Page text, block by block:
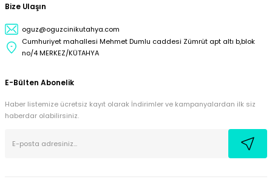
Bize Ulaşın
oguz@oguzcinikutahya.com
Cumhuriyet mahallesi Mehmet Dumlu caddesi Zümrüt apt altı b,blok
no/4 MERKEZ/KÜTAHYA
E-Bülten Abonelik
Haber listemize ücretsiz kayıt olarak İndirimler ve kampanyalardan ilk siz
haberdar olabilirsiniz.